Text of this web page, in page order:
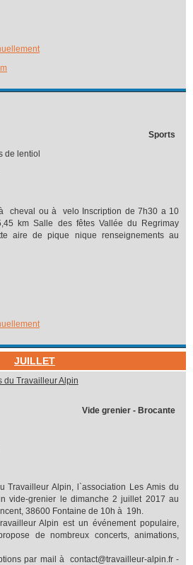
Sports
de lentiol
cheval ou à velo Inscription de 7h30 a 10
km Salle des fêtes Vallée du Regrimay
aire de pique nique renseignements au
JUILLET
du Travailleur Alpin
Vide grenier - Brocante
Travailleur Alpin, l`association Les Amis du
vide-grenier le dimanche 2 juillet 2017 au
38600 Fontaine de 10h à 19h.
Alpin est un événement populaire,
de nombreux concerts, animations,
par mail à contact@travailleur-alpin.fr -